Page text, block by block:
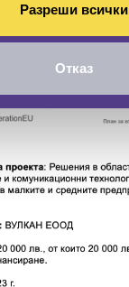
Разреши всички
Отказ